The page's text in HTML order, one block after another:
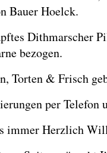
Bauer Hoelck.
Dithmarscher
bezogen.
Torten & Frisch
per Telefon
immer Herzlich